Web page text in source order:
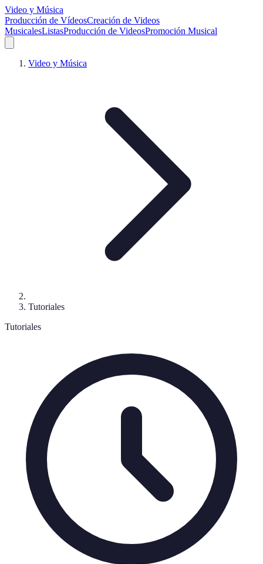
Video y Música
Producción de VídeosCreación de Videos
MusicalesListasProducción de VideosPromoción Musical
Video y Música
Tutoriales
Tutoriales